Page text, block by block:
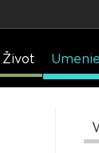
Život Umenie